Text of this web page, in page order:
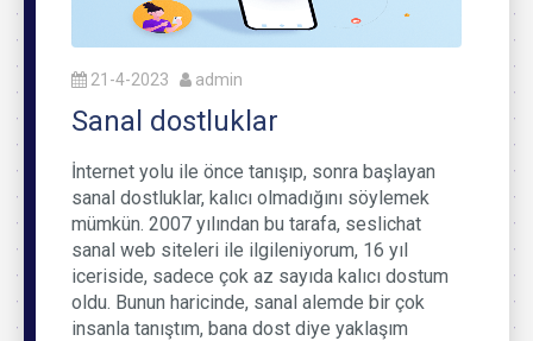
21-4-2023 admin
Sanal dostluklar
İnternet yolu ile önce tanışıp, sonra başlayan
sanal dostluklar, kalıcı olmadığını söylemek
mümkün. 2007 yılından bu tarafa, seslichat
sanal web siteleri ile ilgileniyorum, 16 yıl
iceriside, sadece çok az sayıda kalıcı dostum
oldu. Bunun haricinde, sanal alemde bir çok
insanla tanıştım, bana dost diye yaklaşım